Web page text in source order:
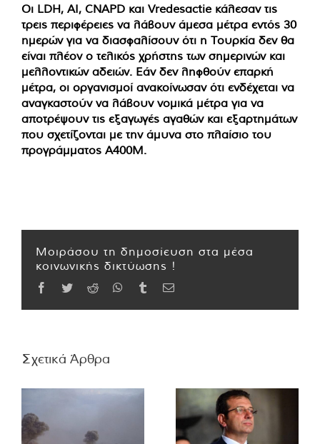
Οι LDH, AI, CNAPD και Vredesactie κάλεσαν τις
τρεις περιφέρειες να λάβουν άμεσα μέτρα εντός 30
ημερών για να διασφαλίσουν ότι η Τουρκία δεν θα
είναι πλέον ο τελικός χρήστης των σημερινών και
μελλοντικών αδειών. Εάν δεν ληφθούν επαρκή
μέτρα, οι οργανισμοί ανακοίνωσαν ότι ενδέχεται να
αναγκαστούν να λάβουν νομικά μέτρα για να
αποτρέψουν τις εξαγωγές αγαθών και εξαρτημάτων
που σχετίζονται με την άμυνα στο πλαίσιο του
προγράμματος A400M.
Μοιράσου τη δημοσίευση στα μέσα
κοινωνικής δικτύωσης !
Facebook
TwitterReddit WhatsApp
TumblrEmail
Σχετικά Άρθρα